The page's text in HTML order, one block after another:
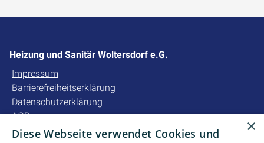
Heizung und Sanitär Woltersdorf e.G.
Impressum
Barrierefreiheitserklärung
Datenschutzerklärung
AGB
×
Diese Webseite verwendet Cookies und